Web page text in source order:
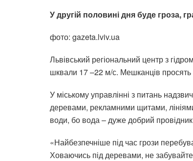
У другій половині дня буде гроза,
фото: gazeta.lviv.ua
Львівський регіональний центр з
шквали 17 –22 м/с. Мешканців
У міському управлінні з питань
деревами, рекламними щитами,
води, бо вода – дуже добрий
«Найбезпечніше під час грози
Ховаючись під деревами, не